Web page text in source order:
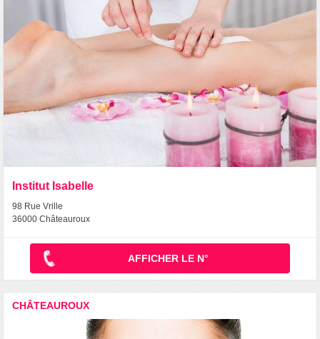
Institut Isabelle
98 Rue Vrille
36000 Châteauroux
AFFICHER LE N°
CHÂTEAUROUX